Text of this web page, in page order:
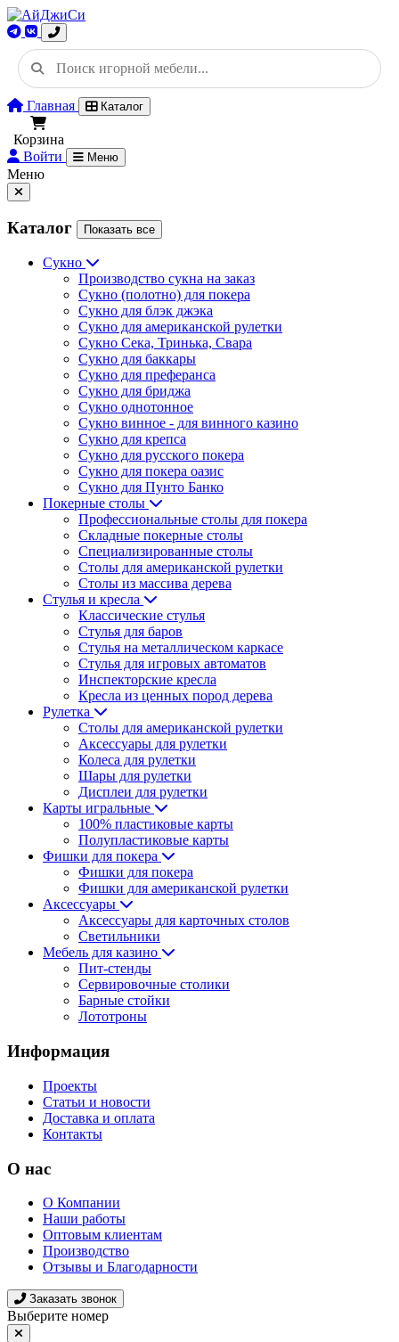
Главная Каталог
Корзина
Войти
Меню
Меню
Каталог Показать все
Сукно
Производство сукна на заказ
Сукно (полотно) для покера
Сукно для блэк джэка
Сукно для американской рулетки
Сукно Сека, Тринька, Свара
Сукно для баккары
Сукно для преферанса
Сукно для бриджа
Сукно однотонное
Сукно винное - для винного казино
Сукно для крепса
Сукно для русского покера
Сукно для покера оазис
Сукно для Пунто Банко
Покерные столы
Профессиональные столы для покера
Складные покерные столы
Специализированные столы
Столы для американской рулетки
Столы из массива дерева
Стулья и кресла
Классические стулья
Стулья для баров
Стулья на металлическом каркасе
Стулья для игровых автоматов
Инспекторские кресла
Кресла из ценных пород дерева
Рулетка
Столы для американской рулетки
Аксессуары для рулетки
Колеса для рулетки
Шары для рулетки
Дисплеи для рулетки
Карты игральные
100% пластиковые карты
Полупластиковые карты
Фишки для покера
Фишки для покера
Фишки для американской рулетки
Аксессуары
Аксессуары для карточных столов
Светильники
Мебель для казино
Пит-стенды
Сервировочные столики
Барные стойки
Лототроны
Информация
Проекты
Статьи и новости
Доставка и оплата
Контакты
О нас
О Компании
Наши работы
Оптовым клиентам
Производство
Отзывы и Благодарности
Заказать звонок
Выберите номер